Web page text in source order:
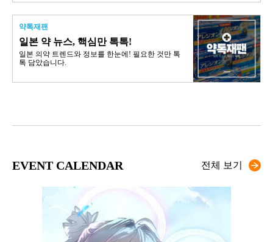
약톡재팬
일본 약 뉴스, 핵심만 톡톡!
일본 의약 트렌드와 정보를 한눈에! 필요한 것만 톡
톡 담았습니다.
EVENT CALENDAR 전체 보기